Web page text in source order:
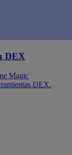
DEX
Magic
DEX.